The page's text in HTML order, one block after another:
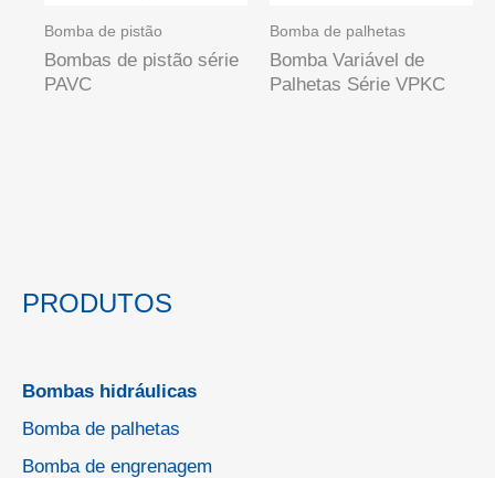
Bomba de pistão
Bombas de pistão série
PAVC
Bomba de palhetas
Bomba Variável de
Palhetas Série VPKC
PRODUTOS
Bombas hidráulicas
Bomba de palhetas
Bomba de engrenagem